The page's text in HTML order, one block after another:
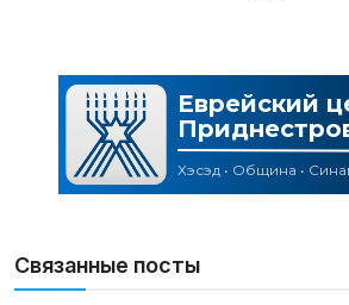
Связанные посты